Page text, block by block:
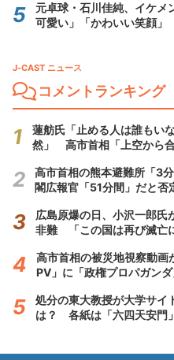
元卓球・石川佳純、イケ
可愛い」「かわいい笑顔」
J-CAST ニュース
コメントランキング
蓮舫氏「止める人は誰もい
然」 高市首相「上空から
高市首相の熊本避難所「3
閣広報官「51分間」だと否
広島原爆の日、小沢一郎氏
非難 「この国は再び滅亡
高市首相の被災地視察動
PV」に「政権プロパガン
処分の東大教授が大学サイ
は？ 各紙は「六四天安門